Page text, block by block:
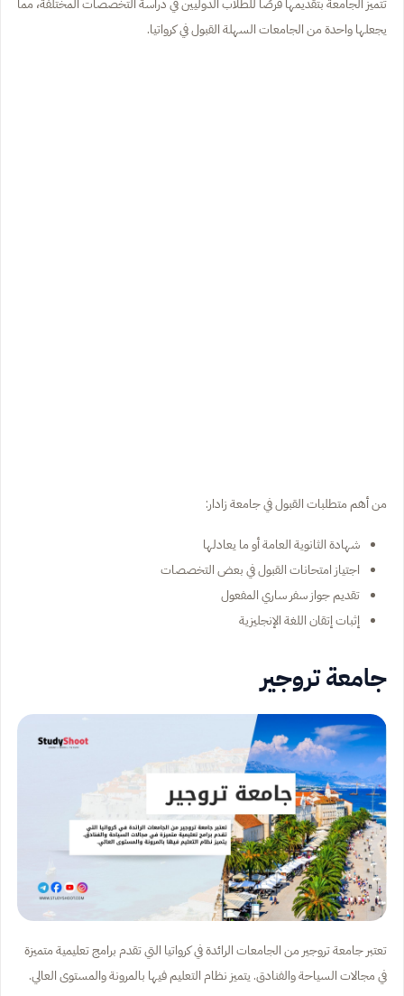
يجعلها واحدة من الجامعات السهلة القبول في كرواتيا.
من أهم متطلبات القبول في جامعة زادار:
شهادة الثانوية العامة أو ما يعادلها
اجتياز امتحانات القبول في بعض التخصصات
تقديم جواز سفر ساري المفعول
إثبات إتقان اللغة الإنجليزية
جامعة تروجير
تعتبر جامعة تروجير من الجامعات الرائدة في كرواتيا التي تقدم برامج تعليمية متميزة
في مجالات السياحة والفنادق. يتميز نظام التعليم فيها بالمرونة والمستوى العالي.